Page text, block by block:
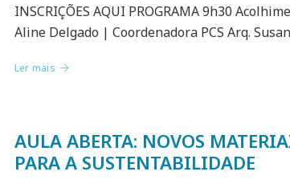
INSCRIÇÕES AQUI PROGRAMA 9h30
Aline Delgado | Coordenadora PCS Arq.
Ler mais
AULA ABERTA: NOVOS
PARA A SUSTENTABILIDADE